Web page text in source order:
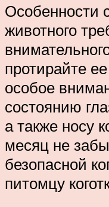
Особенности
животного
протирайте
особое
состоянию
а также носу
месяц не
безопасной
питомцу